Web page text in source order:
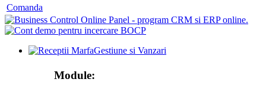
Comanda
Gestiune si Vanzari
Module: